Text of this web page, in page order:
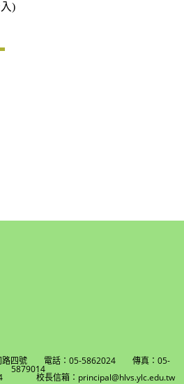
)
同路四號 電話：05-5862024 傳真：05-
5879014
校長信箱：principal@hlvs.ylc.edu.tw